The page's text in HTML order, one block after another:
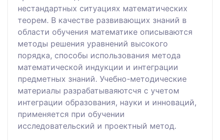
нестандартных ситуациях математических
теорем. В качестве развивающих знаний в
области обучения математике описываются
методы решения уравнений высокого
порядка, способы использования метода
математической индукции и интеграции
предметных знаний. Учебно-методические
материалы разрабатываяютсчя с учетом
интеграции образования, науки и инноваций,
применяется при обучении
исследовательский и проектный метод.